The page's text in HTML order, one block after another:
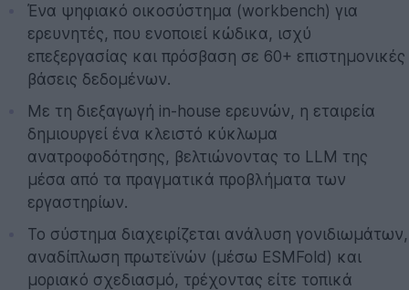
Ένα ψηφιακό οικοσύστημα (workbench) για
ερευνητές, που ενοποιεί κώδικα, ισχύ
επεξεργασίας και πρόσβαση σε 60+ επιστημονικές
βάσεις δεδομένων.
Με τη διεξαγωγή in-house ερευνών, η εταιρεία
δημιουργεί ένα κλειστό κύκλωμα
ανατροφοδότησης, βελτιώνοντας το LLM της
μέσα από τα πραγματικά προβλήματα των
εργαστηρίων.
Το σύστημα διαχειρίζεται ανάλυση γονιδιωμάτων,
αναδίπλωση πρωτεϊνών (μέσω ESMFold) και
μοριακό σχεδιασμό, τρέχοντας είτε τοπικά